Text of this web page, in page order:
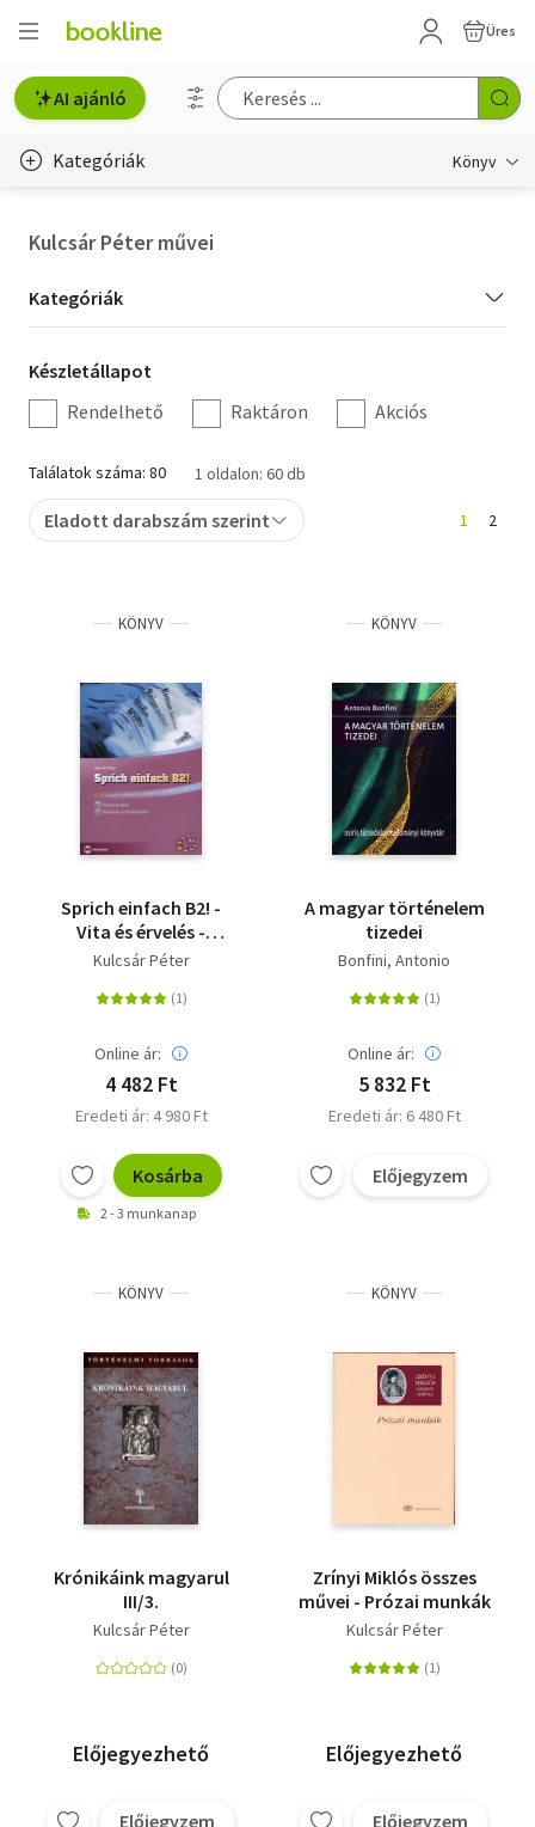
Üres
AI ajánló
Kategóriák Könyv
Hobbi, szabadidő
Irodalom
Művészet
Szakkönyv
Tankönyv, segédkönyv
Társadalomtudomány
Természettudomány
Történelem
Kulcsár Péter művei
Kategória
szűrés
Kategóriák
Készletállapot
szűrés
Készletállapot
Rendelhető
Raktáron Akciós
Találatok száma: 80 1 oldalon: 60 db
Eladott darabszám szerint 1 2
KÖNYV
Sprich einfach B2! -
Vita és érvelés -
Képleírás és
szóbeli érettségire és
(Goethe, Telc, ECL)
Kulcsár Péter
Online ár:
4 482 Ft
Eredeti ár: 4 980 Ft
Kosárba
2 - 3 munkanap
KÖNYV
A magyar történelem
tizedei
Bonfini, Antonio
Online ár:
5 832 Ft
Eredeti ár: 6 480 Ft
Előjegyzem
KÖNYV
Krónikáink magyarul
III/3.
Kulcsár Péter
Előjegyezhető
Előjegyzem
KÖNYV
Zrínyi Miklós összes
művei - Prózai munkák
Kulcsár Péter
Előjegyezhető
Előjegyzem